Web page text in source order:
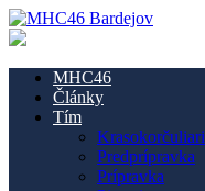
MHC46
Články
Tím
Krasokorčuliari
Predprípravka
Prípravka